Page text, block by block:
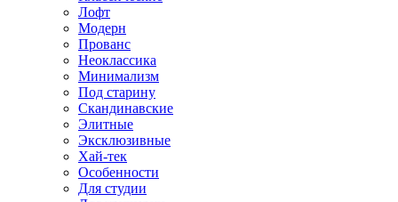
Лофт
Модерн
Прованс
Неоклассика
Минимализм
Под старину
Скандинавские
Элитные
Эксклюзивные
Хай-тек
Особенности
Для студии